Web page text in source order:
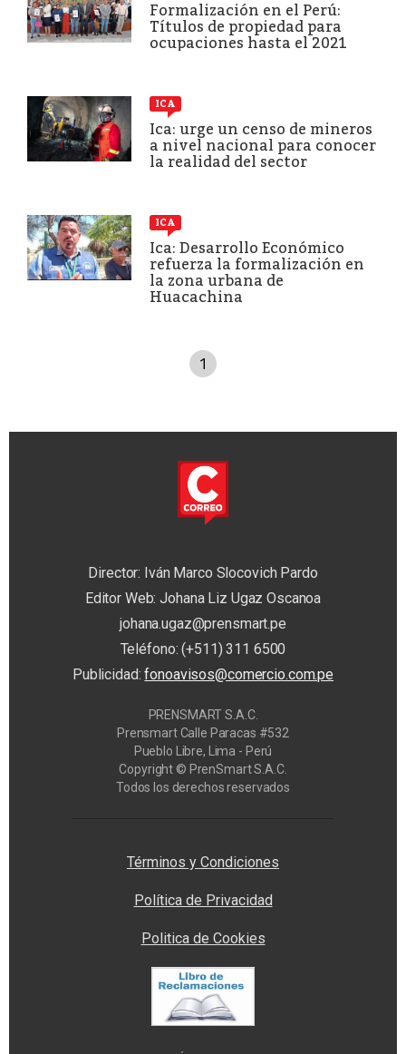
Formalización en el Perú:
Títulos de propiedad para
ocupaciones hasta el 2021
ICA
Ica: urge un censo de mineros
a nivel nacional para conocer
la realidad del sector
ICA
Ica: Desarrollo Económico
refuerza la formalización en
la zona urbana de
Huacachina
1
Director: Iván Marco Slocovich Pardo
Editor Web: Johana Liz Ugaz Oscanoa
johana.ugaz@prensmart.pe
Teléfono: (+511) 311 6500
Publicidad:fonoavisos@comercio.com.pe
PRENSMART S.A.C.
Prensmart Calle Paracas #532
Pueblo Libre, Lima - Perú
Copyright © PrenSmart S.A.C.
Todos los derechos reservados
Términos y Condiciones
Política de Privacidad
Politica de Cookies